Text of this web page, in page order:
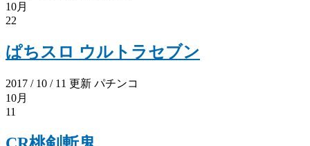
10月
22
ぱちスロ ウルトラセブン
2017 / 10 / 11 更新 パチンコ
10月
11